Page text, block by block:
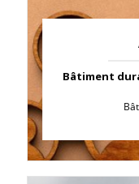
Bâtiment